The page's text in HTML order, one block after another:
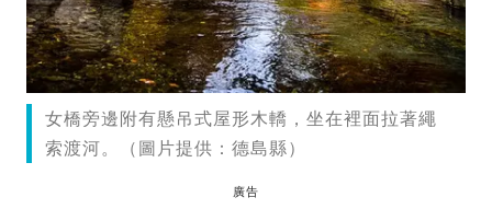
女橋旁邊附有懸吊式屋形木轎，坐在裡面拉著繩
索渡河。（圖片提供：德島縣）
廣告